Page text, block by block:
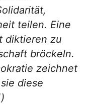
teilen. Eine
diktieren zu
bröckeln.
zeichnet
diese